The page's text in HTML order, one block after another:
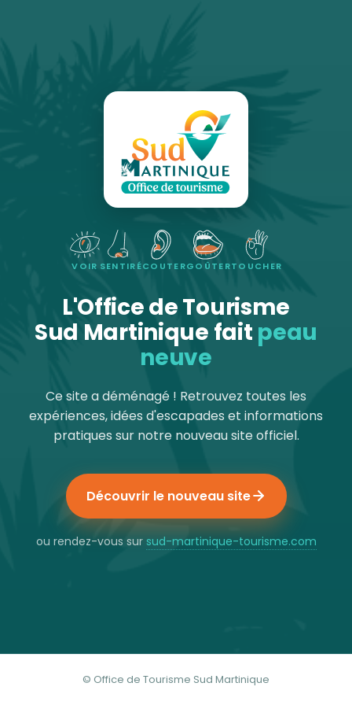
VOIR SENTIRÉCOUTERGOÛTERTOUCHER
L'Office de Tourisme
Sud Martinique fait peau
neuve
Ce site a déménagé ! Retrouvez toutes les
expériences, idées d'escapades et informations
pratiques sur notre nouveau site officiel.
Découvrir le nouveau site
ou rendez-vous sur sud-martinique-tourisme.com
© Office de Tourisme Sud Martinique